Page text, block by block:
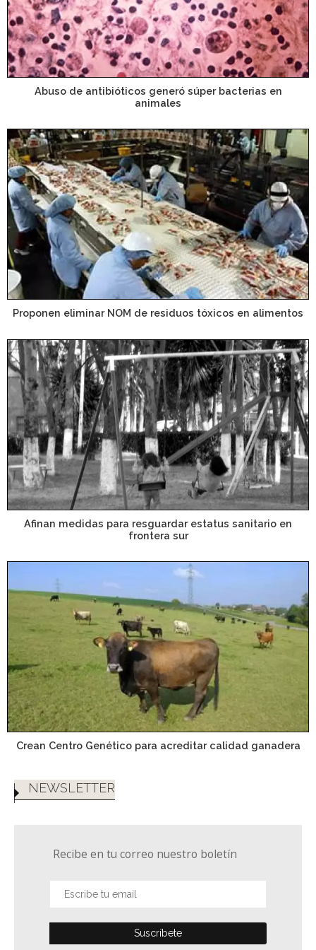
Abuso de antibióticos generó súper bacterias en
animales
Proponen eliminar NOM de residuos tóxicos en alimentos
Afinan medidas para resguardar estatus sanitario en
frontera sur
Crean Centro Genético para acreditar calidad ganadera
NEWSLETTER
Recibe en tu correo nuestro boletín